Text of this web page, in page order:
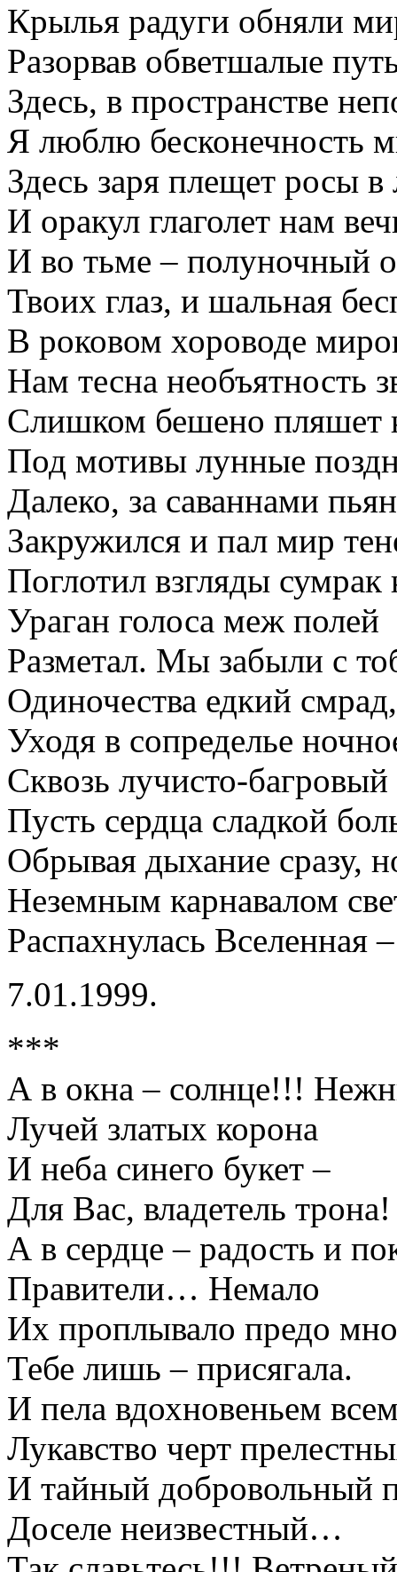
Крылья радуги обняли
Разорвав обветшалые
Здесь, в пространстве
Я люблю бесконечность
Здесь заря плещет росы в
И оракул глаголет нам
И во тьме – полуночный
Твоих глаз, и шальная
В роковом хороводе
Нам тесна необъятность
Слишком бешено пляшет
Под мотивы лунные
Далеко, за саваннами
Закружился и пал мир
Поглотил взгляды
Ураган голоса меж полей
Разметал. Мы забыли с
Одиночества едкий смрад,
Уходя в сопределье
Сквозь лучисто-багровый
Пусть сердца сладкой
Обрывая дыхание сразу,
Неземным карнавалом
Распахнулась Вселенная
7.01.1999.
***
А в окна – солнце!!!
Лучей златых корона
И неба синего букет –
Для Вас, владетель трона!
А в сердце – радость и
Правители… Немало
Их проплывало предо
Тебе лишь – присягала.
И пела вдохновеньем
Лукавство черт
И тайный добровольный
Доселе неизвестный…